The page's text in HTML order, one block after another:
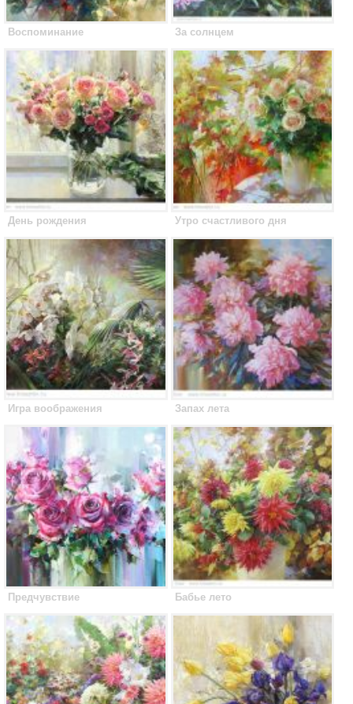
Воспоминание За солнцем
День рождения Утро счастливого дня
Игра воображения Запах лета
Предчувствие Бабье лето